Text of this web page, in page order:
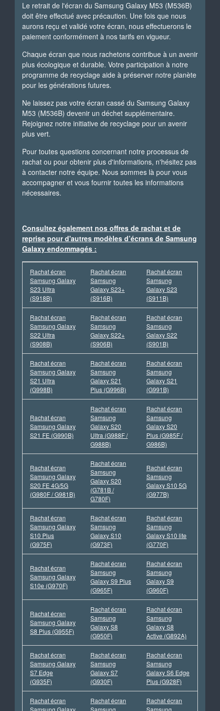
Le retrait de l'écran du Samsung Galaxy M53 (M536B)
doit être effectué avec précaution. Une fois que nous
aurons reçu et validé votre écran, nous effectuerons le
paiement conformément à nos tarifs en vigueur.
Chaque écran que nous rachetons contribue à un avenir
plus écologique et durable. Votre participation à notre
programme de recyclage aide à préserver notre planète
pour les générations futures.
Ne laissez pas votre écran cassé du Samsung Galaxy
M53 (M536B) devenir un déchet supplémentaire.
Rejoignez notre initiative de recyclage pour un avenir
plus vert.
Pour toutes questions concernant notre processus de
rachat ou pour obtenir plus d'informations, n'hésitez pas
à contacter notre équipe. Nous sommes là pour vous
accompagner et vous fournir toutes les informations
nécessaires.
Consultez également nos offres de rachat et de
reprise pour d'autres modèles d’écrans de Samsung
Galaxy endommagés :
Rachat écran
Samsung Galaxy
S23 Ultra
(S918B)
Rachat écran
Samsung
Galaxy S23+
(S916B)
Rachat écran
Samsung
Galaxy S23
(S911B)
Rachat écran
Samsung Galaxy
S22 Ultra
(S908B)
Rachat écran
Samsung
Galaxy S22+
(S906B)
Rachat écran
Samsung
Galaxy S22
(S901B)
Rachat écran
Samsung Galaxy
S21 Ultra
(G998B)
Rachat écran
Samsung
Galaxy S21
Plus (G996B)
Rachat écran
Samsung
Galaxy S21
(G991B)
Rachat écran
Samsung Galaxy
S21 FE (G990B)
Rachat écran
Samsung
Galaxy S20
Ultra (G988F /
G988B)
Rachat écran
Samsung
Galaxy S20
Plus (G985F /
G986B)
Rachat écran
Samsung Galaxy
S20 FE 4G/5G
(G980F / G981B)
Rachat écran
Samsung
Galaxy S20
(G781B /
G780F)
Rachat écran
Samsung
Galaxy S10 5G
(G977B)
Rachat écran
Samsung Galaxy
S10 Plus
(G975F)
Rachat écran
Samsung
Galaxy S10
(G973F)
Rachat écran
Samsung
Galaxy S10 lite
(G770F)
Rachat écran
Samsung Galaxy
S10e (G970F)
Rachat écran
Samsung
Galaxy S9 Plus
(G965F)
Rachat écran
Samsung
Galaxy S9
(G960F)
Rachat écran
Samsung Galaxy
S8 Plus (G955F)
Rachat écran
Samsung
Galaxy S8
(G950F)
Rachat écran
Samsung
Galaxy S8
Active (G892A)
Rachat écran
Samsung Galaxy
S7 Edge
(G935F)
Rachat écran
Samsung
Galaxy S7
(G930F)
Rachat écran
Samsung
Galaxy S6 Edge
Plus (G928F)
Rachat écran
Samsung Galaxy
Rachat écran
Samsung
Rachat écran
Samsung